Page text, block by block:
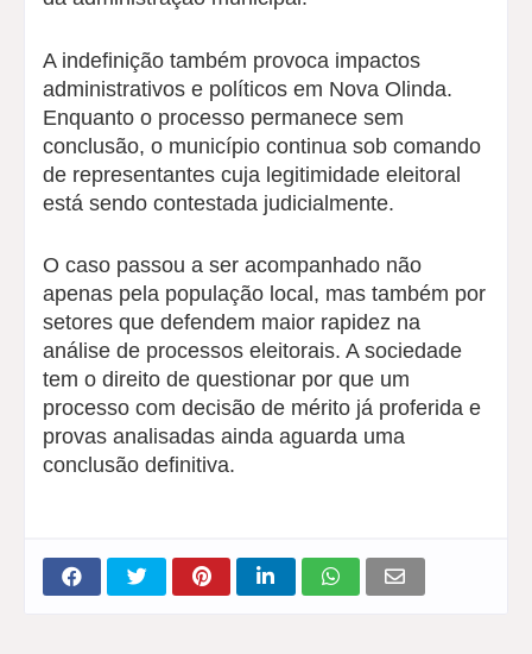
A indefinição também provoca impactos
administrativos e políticos em Nova Olinda.
Enquanto o processo permanece sem
conclusão, o município continua sob comando
de representantes cuja legitimidade eleitoral
está sendo contestada judicialmente.
O caso passou a ser acompanhado não
apenas pela população local, mas também por
setores que defendem maior rapidez na
análise de processos eleitorais. A sociedade
tem o direito de questionar por que um
processo com decisão de mérito já proferida e
provas analisadas ainda aguarda uma
conclusão definitiva.